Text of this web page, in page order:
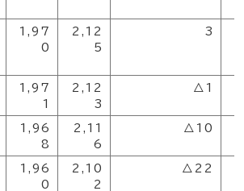
1,97
0
2,12
5
3
1,97
1
2,12
3
△1
1,96
8
2,11
6
△10
1,96
0
2,10
2
△22